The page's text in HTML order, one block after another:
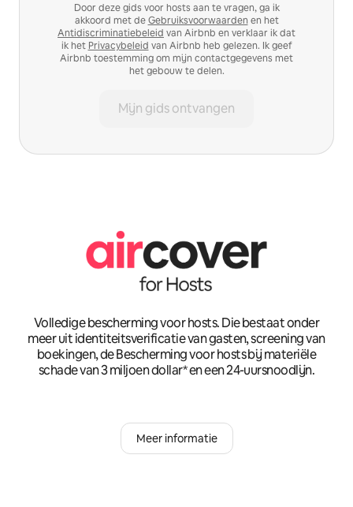
Door deze gids voor hosts aan te vragen, ga ik
akkoord met deGebruiksvoorwaarden en het
Antidiscriminatiebeleid van Airbnb en verklaar ik dat
ik het Privacybeleid van Airbnb heb gelezen. Ik geef
Airbnb toestemming om mijn contactgegevens met
het gebouw te delen.
Mijn gids ontvangen
Volledige bescherming voor hosts. Die bestaat onder
meer uit identiteitsverificatie van gasten, screening van
boekingen, de Bescherming voor hosts bij materiële
schade van 3 miljoen dollar* en een 24-uursnoodlijn.
Meer informatie